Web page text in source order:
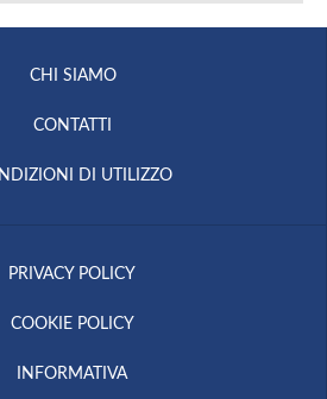
CHI SIAMO
CONTATTI
DI UTILIZZO
PRIVACY POLICY
COOKIE POLICY
INFORMATIVA